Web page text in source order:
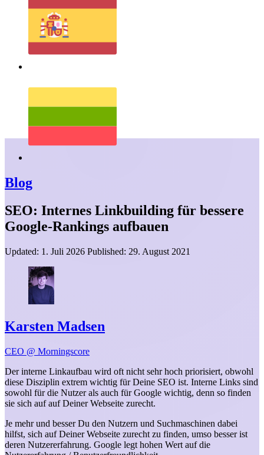
Blog
SEO: Internes Linkbuilding für bessere
Google-Rankings aufbauen
Updated: 1. Juli 2026 Published: 29. August 2021
Karsten Madsen
CEO @ Morningscore
Der interne Linkaufbau wird oft nicht sehr hoch priorisiert, obwohl
diese Disziplin extrem wichtig für Deine SEO ist. Interne Links sind
sowohl für die Nutzer als auch für Google wichtig, denn so finden
sie sich auf auf Deiner Webseite zurecht.
Je mehr und besser Du den Nutzern und Suchmaschinen dabei
hilfst, sich auf Deiner Webseite zurecht zu finden, umso besser ist
deren Nutzererfahrung. Google legt hohen Wert auf die